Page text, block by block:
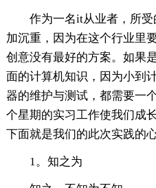
作为一名it从业者，所
加沉重，因为在这个行业里
创意没有最好的方案。如果
面的计算机知识，因为小到
器的维护与测试，都需要一
个星期的实习工作使我们成
下面就是我们的此次实践的
1。知之为